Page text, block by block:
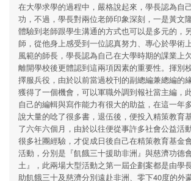
在大學求學的過程中，嚴格說起來，學長認為自
功，不過，學長對兩位老師印象深刻，一是黃文
體驗到老師跟學生溝通的方式也可以是多元的，
師，從他身上感受到一位認真努力、專心於學術
風範的師長，學長認為自己在大學時期的課業上
離開學校後更體認到這兩項因素的重要性。揮別
擇服兵役，由於以前當過校刊的副總編兼總編的
獲得了一個機會，可以軍職外調到報社當主編，
自己的編輯與寫作能力有很大的助益，在這一年
說大量的唸了很多書，退伍後，便投入精策教育
了六年六個月，由於以往便從事許多社會公益活
很多社團經驗，才促成日後自己在精策教育基金
活動，分別是『飢餓三十援助非洲』與慈濟功德
土』，此兩場大型活動之第一屆企劃案都是由學
助飢餓三十及慈濟分別遠赴非洲、零下40度的外